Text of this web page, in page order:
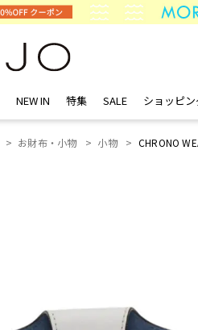
NEW IN 特集 SALE ショッピ
お財布・小物 小物 CHRONO